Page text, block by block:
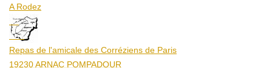
A Rodez
23
Aoû
Repas de l'amicale des Corréziens de Paris
19230 ARNAC POMPADOUR